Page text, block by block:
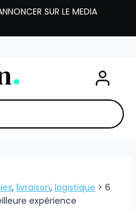
SUR LE MEDIA
, livraison, logistique > 6
expérience